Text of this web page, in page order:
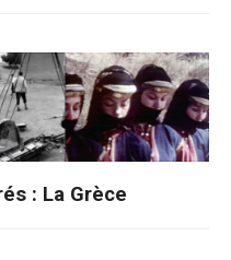
: La Grèce